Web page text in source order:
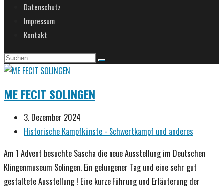
umschalten
Datenschutz
Impressum
Kontakt
ME FECIT SOLINGEN
Beitrag
veröffentlicht:
3. Dezember 2024
Beitrags-
Historische Kampfkünste - Schwertkampf und anderes
Am 1 Advent besuchte Sascha die neue Ausstellung im Deutschen
Klingenmuseum Solingen. Ein gelungener Tag und eine sehr gut
gestaltete Ausstellung ! Eine kurze Führung und Erläuterung der